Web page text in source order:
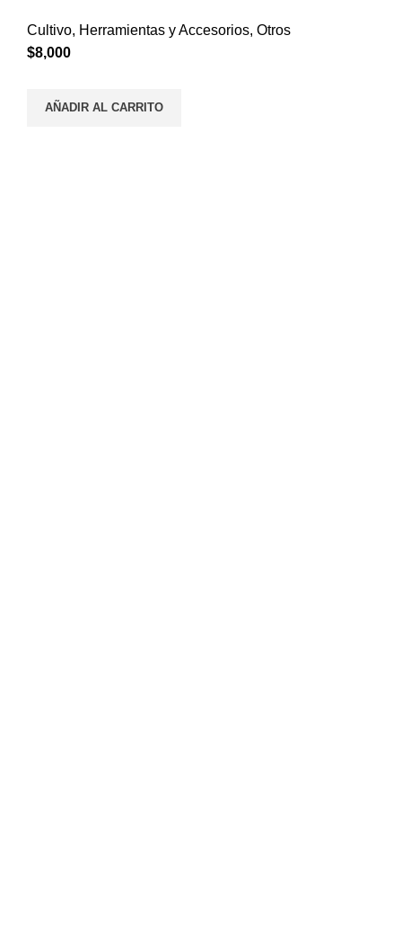
Cultivo, Herramientas y Accesorios, Otros
$8,000
AÑADIR AL CARRITO